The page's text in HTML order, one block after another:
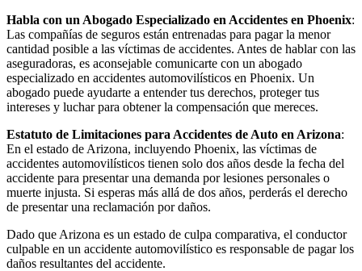
Habla con un Abogado Especializado en Accidentes en Phoenix:
Las compañías de seguros están entrenadas para pagar la menor
cantidad posible a las víctimas de accidentes. Antes de hablar con las
aseguradoras, es aconsejable comunicarte con un abogado
especializado en accidentes automovilísticos en Phoenix. Un
abogado puede ayudarte a entender tus derechos, proteger tus
intereses y luchar para obtener la compensación que mereces.
Estatuto de Limitaciones para Accidentes de Auto en Arizona:
En el estado de Arizona, incluyendo Phoenix, las víctimas de
accidentes automovilísticos tienen solo dos años desde la fecha del
accidente para presentar una demanda por lesiones personales o
muerte injusta. Si esperas más allá de dos años, perderás el derecho
de presentar una reclamación por daños.
Dado que Arizona es un estado de culpa comparativa, el conductor
culpable en un accidente automovilístico es responsable de pagar los
daños resultantes del accidente.